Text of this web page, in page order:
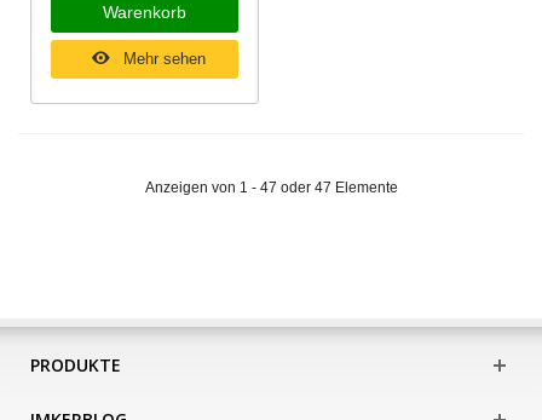
Warenkorb
Mehr sehen
Anzeigen von 1 - 47 oder 47 Elemente
PRODUKTE